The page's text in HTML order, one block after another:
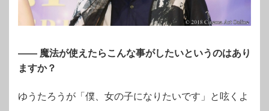
―― 魔法が使えたらこんな事がしたいというのはあり
ますか？
ゆうたろうが「僕、女の子になりたいです」
と呟くよ